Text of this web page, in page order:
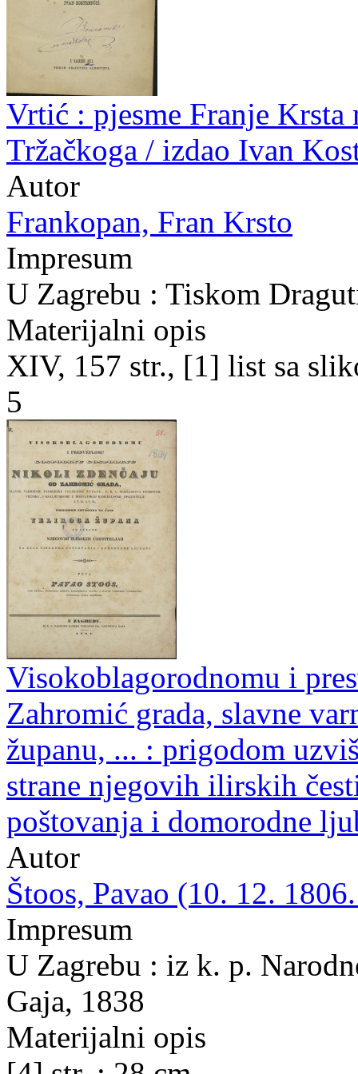
Vrtić : pjesme Franje Krsta
Tržačkoga / izdao Ivan
Autor
Frankopan, Fran Krsto
Impresum
U Zagrebu : Tiskom
Materijalni opis
XIV, 157 str., [1] list sa
5
Visokoblagorodnomu i
Zahromić grada, slavne
županu, ... : prigodom
strane njegovih ilirskih
poštovanja i domorodne
Autor
Štoos, Pavao (10. 12.
Impresum
U Zagrebu : iz k. p.
Gaja, 1838
Materijalni opis